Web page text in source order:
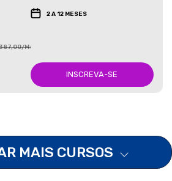
2 A 12 MESES
Mês
INSCREVA-SE
MAIS CURSOS